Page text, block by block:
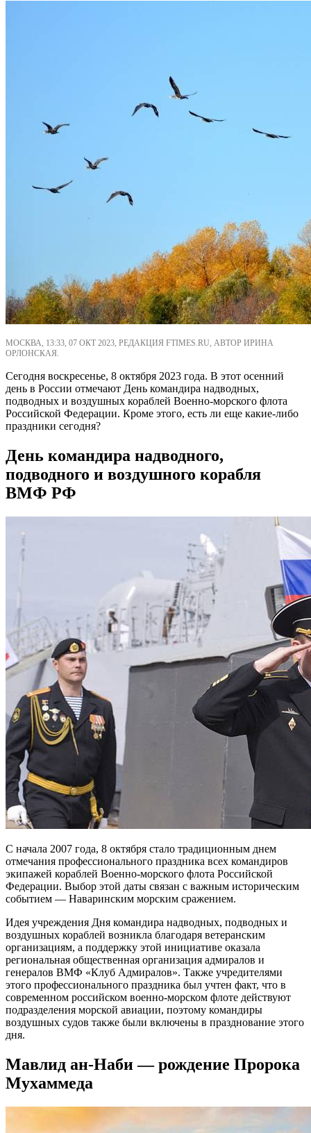
МОСКВА, 13:33, 07 ОКТ 2023, РЕДАКЦИЯ FTIMES.RU, АВТОР ИРИНА
ОРЛОНСКАЯ.
Сегодня воскресенье, 8 октября 2023 года. В этот осенний
день в России отмечают День командира надводных,
подводных и воздушных кораблей Военно-морского флота
Российской Федерации. Кроме этого, есть ли еще какие-либо
праздники сегодня?
День командира надводного,
подводного и воздушного корабля
ВМФ РФ
С начала 2007 года, 8 октября стало традиционным днем
отмечания профессионального праздника всех командиров
экипажей кораблей Военно-морского флота Российской
Федерации. Выбор этой даты связан с важным историческим
событием — Наваринским морским сражением.
Идея учреждения Дня командира надводных, подводных и
воздушных кораблей возникла благодаря ветеранским
организациям, а поддержку этой инициативе оказала
региональная общественная организация адмиралов и
генералов ВМФ «Клуб Адмиралов». Также учредителями
этого профессионального праздника был учтен факт, что в
современном российском военно-морском флоте действуют
подразделения морской авиации, поэтому командиры
воздушных судов также были включены в празднование этого
дня.
Мавлид ан-Наби — рождение Пророка
Мухаммеда